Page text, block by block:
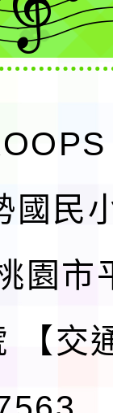
國民
園市
【交